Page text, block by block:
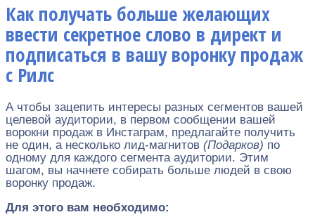
Как получать больше желающих
ввести секретное слово в директ и
подписаться в вашу воронку продаж
с Рилс
А чтобы зацепить интересы разных сегментов вашей
целевой аудитории, в первом сообщении вашей
ворокни продаж в Инстаграм, предлагайте получить
не один, а несколько лид-магнитов (Подарков) по
одному для каждого сегмента аудитории. Этим
шагом, вы начнете собирать больше людей в свою
воронку продаж.
Для этого вам необходимо: